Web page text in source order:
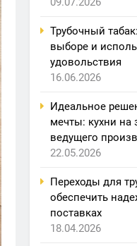
Трубочный
выборе и
удовольствия
16.06.2026
Идеальное
мечты: кухни на
ведущего
22.05.2026
Переходы для
обеспечить
поставках
18.04.2026